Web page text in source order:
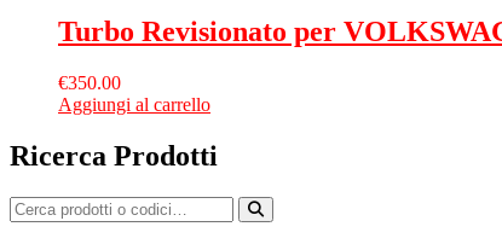
Turbo Revisionato per
€350.00
Aggiungi al carrello
Ricerca Prodotti